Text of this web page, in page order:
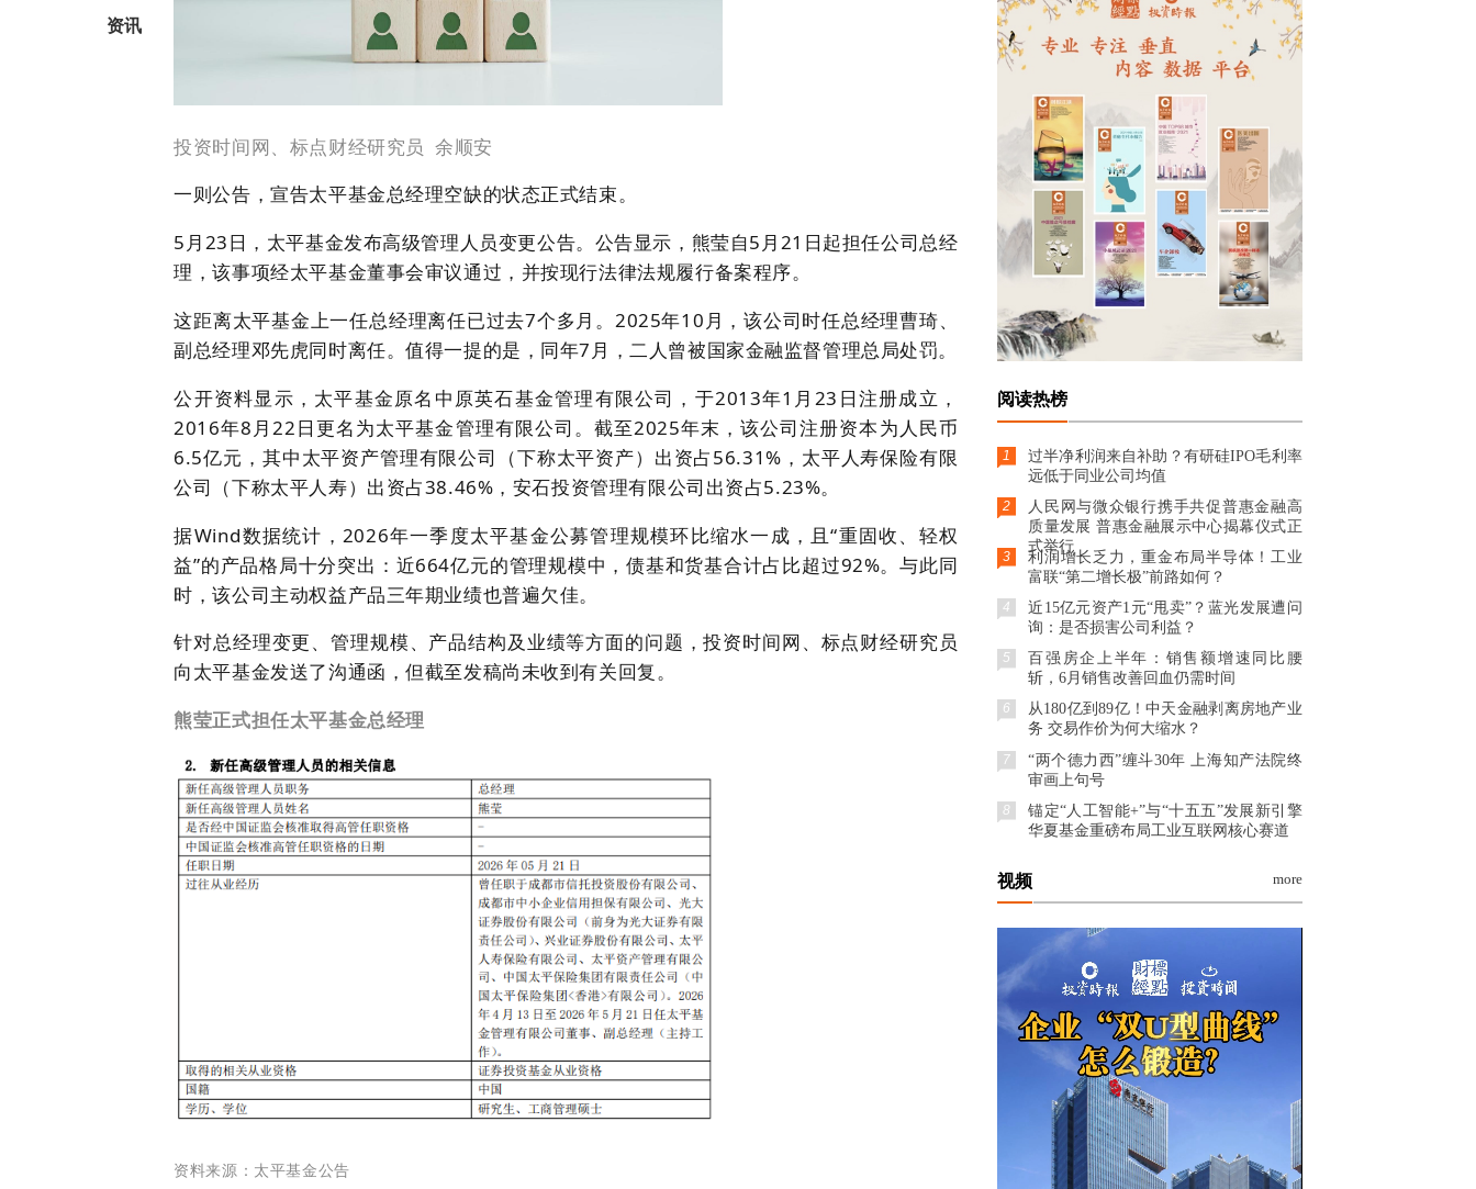
资讯
投资时间网、标点财经研究员 余顺安
一则公告，宣告太平基金总经理空缺的状态正式结束。
5月23日，太平基金发布高级管理人员变更公告。公告显示，熊莹自5月21日起担任公司总经
理，该事项经太平基金董事会审议通过，并按现行法律法规履行备案程序。
这距离太平基金上一任总经理离任已过去7个多月。2025年10月，该公司时任总经理曹琦、
副总经理邓先虎同时离任。值得一提的是，同年7月，二人曾被国家金融监督管理总局处罚。
公开资料显示，太平基金原名中原英石基金管理有限公司，于2013年1月23日注册成立，
2016年8月22日更名为太平基金管理有限公司。截至2025年末，该公司注册资本为人民币
6.5亿元，其中太平资产管理有限公司（下称太平资产）出资占56.31%，太平人寿保险有限
公司（下称太平人寿）出资占38.46%，安石投资管理有限公司出资占5.23%。
据Wind数据统计，2026年一季度太平基金公募管理规模环比缩水一成，且“重固收、轻权
益”的产品格局十分突出：近664亿元的管理规模中，债基和货基合计占比超过92%。与此同
时，该公司主动权益产品三年期业绩也普遍欠佳。
针对总经理变更、管理规模、产品结构及业绩等方面的问题，投资时间网、标点财经研究员
向太平基金发送了沟通函，但截至发稿尚未收到有关回复。
熊莹正式担任太平基金总经理
资料来源：太平基金公告
阅读热榜
1
过半净利润来自补助？有研硅IPO毛利率
远低于同业公司均值
2
人民网与微众银行携手共促普惠金融高
质量发展 普惠金融展示中心揭幕仪式正
式举行
3
利润增长乏力，重金布局半导体！工业
富联“第二增长极”前路如何？
4
近15亿元资产1元“甩卖”？蓝光发展遭问
询：是否损害公司利益？
5
百强房企上半年：销售额增速同比腰
斩，6月销售改善回血仍需时间
6
从180亿到89亿！中天金融剥离房地产业
务 交易作价为何大缩水？
7
“两个德力西”缠斗30年 上海知产法院终
审画上句号
8
锚定“人工智能+”与“十五五”发展新引擎
华夏基金重磅布局工业互联网核心赛道
视频 more